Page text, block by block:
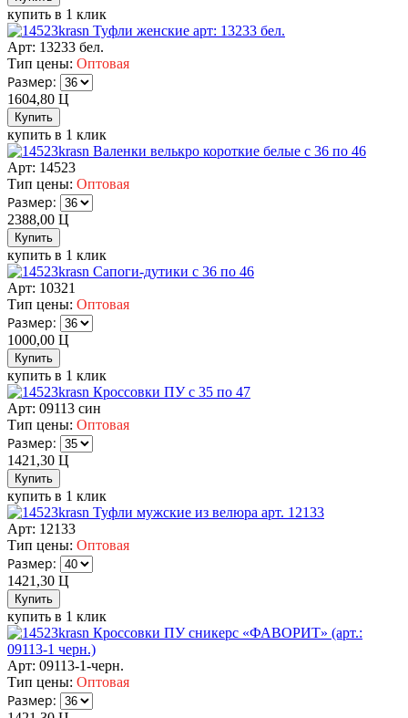
купить в 1 клик
Туфли женские арт: 13233 бел.
Арт: 13233 бел.
Тип цены: Оптовая
Размер:
1604,80 Ц
купить в 1 клик
Валенки велькро короткие белые с 36 по 46
Арт: 14523
Тип цены: Оптовая
Размер:
2388,00 Ц
купить в 1 клик
Сапоги-дутики с 36 по 46
Арт: 10321
Тип цены: Оптовая
Размер:
1000,00 Ц
купить в 1 клик
Кроссовки ПУ с 35 по 47
Арт: 09113 син
Тип цены: Оптовая
Размер:
1421,30 Ц
купить в 1 клик
Туфли мужские из велюра арт. 12133
Арт: 12133
Тип цены: Оптовая
Размер:
1421,30 Ц
купить в 1 клик
Кроссовки ПУ сникерс «ФАВОРИТ» (арт.:
09113-1 черн.)
Арт: 09113-1-черн.
Тип цены: Оптовая
Размер: